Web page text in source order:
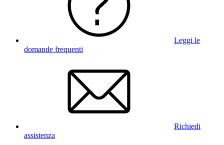
Leggi le
domande frequenti
Richiedi
assistenza